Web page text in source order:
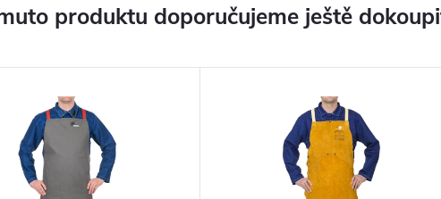
produktu doporučujeme ještě